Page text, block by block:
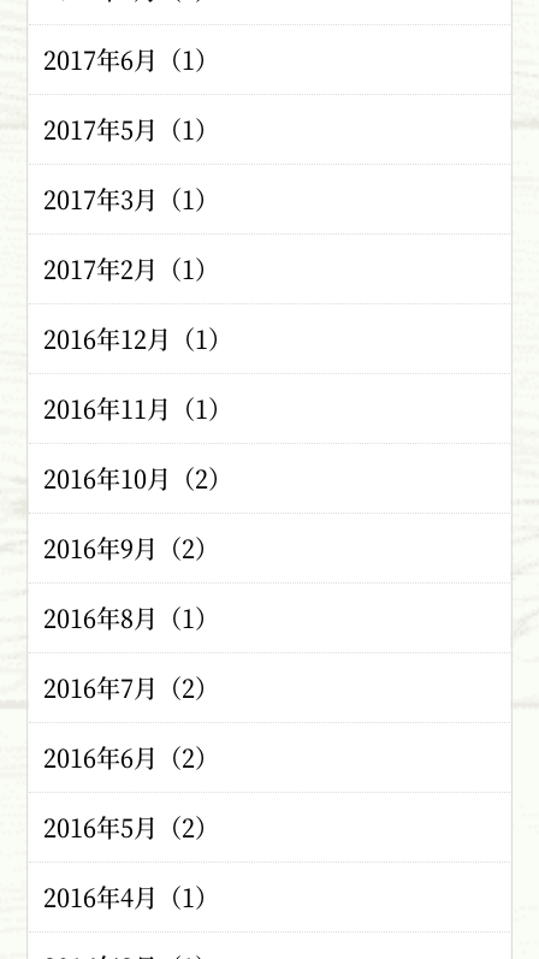
2017年6月（1）
2017年5月（1）
2017年3月（1）
2017年2月（1）
2016年12月（1）
2016年11月（1）
2016年10月（2）
2016年9月（2）
2016年8月（1）
2016年7月（2）
2016年6月（2）
2016年5月（2）
2016年4月（1）